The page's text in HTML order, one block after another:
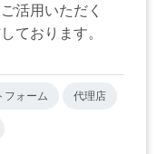
活用いただく
ております。
フォーム 代理店